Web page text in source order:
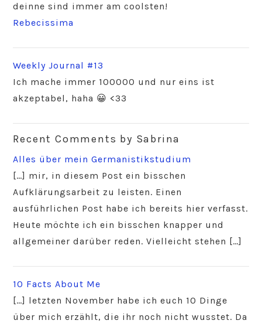
deinne sind immer am coolsten!
Rebecissima
Weekly Journal #13
Ich mache immer 100000 und nur eins ist
akzeptabel, haha 😀 <33
Recent Comments by Sabrina
Alles über mein Germanistikstudium
[…] mir, in diesem Post ein bisschen
Aufklärungsarbeit zu leisten. Einen
ausführlichen Post habe ich bereits hier verfasst.
Heute möchte ich ein bisschen knapper und
allgemeiner darüber reden. Vielleicht stehen […]
10 Facts About Me
[…] letzten November habe ich euch 10 Dinge
über mich erzählt, die ihr noch nicht wusstet. Da